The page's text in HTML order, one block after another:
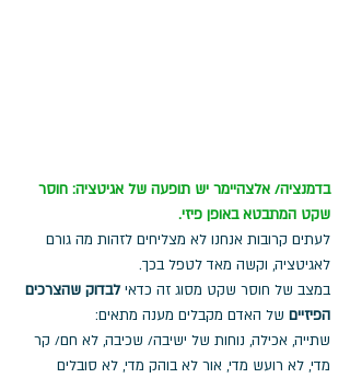
בדמנציה/ אלצהיימר יש תופעה של אגיטציה: חוסר
שקט המתבטא באופן פיזי.
לעתים קרובות אנחנו לא מצליחים לזהות מה גורם
לאגיטציה, וקשה מאד לטפל בכך.
במצב של חוסר שקט מסוג זה כדאי לבדוק שהצרכים
הפיזיים של האדם מקבלים מענה מתאים:
שתייה, אכילה, נוחות של ישיבה/ שכיבה, לא חם/ קר
מדי, לא רועש מדי, אור לא בוהק מדי, לא סובלים